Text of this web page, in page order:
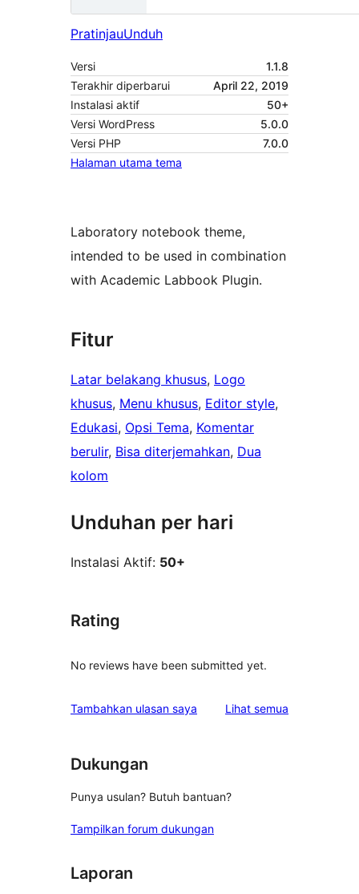
PratinjauUnduh
Versi
1.1.8
Terakhir diperbarui
April 22, 2019
Instalasi aktif
50+
Versi WordPress
5.0.0
Versi PHP
7.0.0
Halaman utama tema
Laboratory notebook theme,
intended to be used in combination
with Academic Labbook Plugin.
Fitur
Latar belakang khusus, Logo
khusus, Menu khusus, Editor style
Edukasi, Opsi Tema, Komentar
berulir, Bisa diterjemahkan, Dua
kolom
Unduhan per hari
Instalasi Aktif: 50+
Rating
No reviews have been submitted yet.
Tambahkan ulasan saya Lihat semua
Dukungan
Punya usulan? Butuh bantuan?
Tampilkan forum dukungan
Laporan